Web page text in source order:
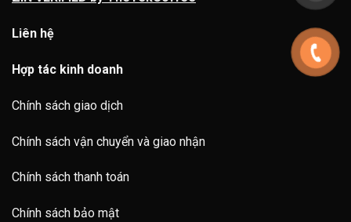
Liên hệ
Hợp tác kinh doanh
Chính sách giao dịch
Chính sách vận chuyển và giao nhận
Chính sách thanh toán
Chính sách bảo mật